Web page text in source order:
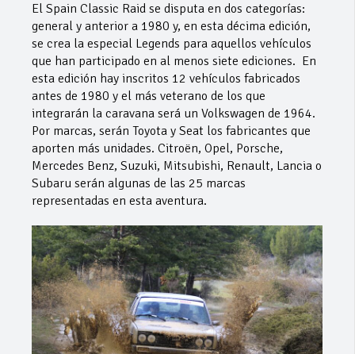
El Spain Classic Raid se disputa en dos categorías:
general y anterior a 1980 y, en esta décima edición,
se crea la especial Legends para aquellos vehículos
que han participado en al menos siete ediciones. En
esta edición hay inscritos 12 vehículos fabricados
antes de 1980 y el más veterano de los que
integrarán la caravana será un Volkswagen de 1964.
Por marcas, serán Toyota y Seat los fabricantes que
aporten más unidades. Citroën, Opel, Porsche,
Mercedes Benz, Suzuki, Mitsubishi, Renault, Lancia o
Subaru serán algunas de las 25 marcas
representadas en esta aventura.